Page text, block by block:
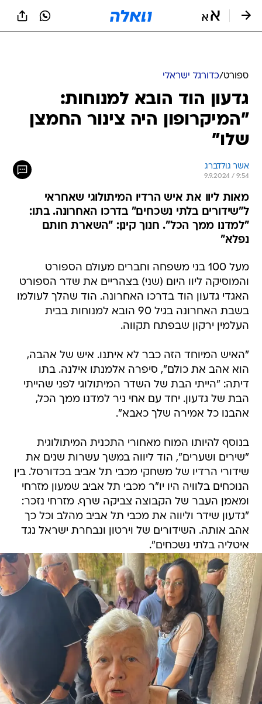
ספורט/כדורגל ישראלי
גדעון הוד הובא למנוחות:
"המיקרופון היה צינור החמצן
שלו"
אשר גולדברג
9.9.2024 / 9:54
מאות ליוו את איש הרדיו המיתולוגי שאחראי
ל"שידורים בלתי נשכחים" בדרכו האחרונה. בתו:
"למדנו ממך הכל". חנוך קינן: "השארת חותם
נפלא"
מעל 100 בני משפחה וחברים מעולם הספורט
והמוסיקה ליוו היום (שני) בצהריים את שדר הספורט
האגדי גדעון הוד בדרכו האחרונה. הוד שהלך לעולמו
בשבת האחרונה בגיל 90 הובא למנוחות בבית
העלמין ירקון שבפתח תקווה.
"האיש המיוחד הזה כבר לא איתנו. איש של אהבה,
הוא אהב את כולם", סיפרה אלמנתו אילנה. בתו
דיתה: "הייתי הבת של השדר המיתולוגי לפני שהייתי
הבת של גדעון. יחד עם אחי ניר למדנו ממך הכל,
אהבנו כל אמירה שלך כאבא".
בנוסף להיותו המוח מאחורי התכנית המיתולוגית
"שירים ושערים", הוד ליווה במשך עשרות שנים את
שידורי הרדיו של משחקי מכבי תל אביב בכדורסל. בין
הנוכחים בלוויה היו יו"ר מכבי תל אביב שמעון מזרחי
ומאמן העבר של הקבוצה צביקה שרף. מזרחי נזכר:
"גדעון שידר וליווה את מכבי תל אביב מהלב וכל כך
אהב אותה. השידורים של וירטון ונבחרת ישראל נגד
איטליה בלתי נשכחים".